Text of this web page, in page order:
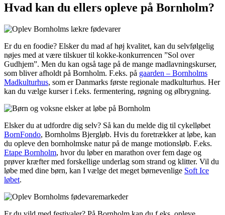
Hvad kan du ellers opleve på Bornholm?
Er du en foodie? Elsker du mad af høj kvalitet, kan du selvfølgelig
nøjes med at være tilskuer til kokke-konkurrencen ”Sol over
Gudhjem”. Men du kan også tage på de mange madlavningskurser,
som bliver afholdt på Bornholm. F.eks. på gaarden – Bornholms
Madkulturhus, som er Danmarks første regionale madkulturhus. Her
kan du vælge kurser i f.eks. fermentering, røgning og ølbrygning.
Elsker du at udfordre dig selv? Så kan du melde dig til cykelløbet
BornFondo, Bornholms Bjergløb. Hvis du foretrækker at løbe, kan
du opleve den bornholmske natur på de mange motionsløb. F.eks.
Etape Bornholm, hvor du løber en marathon over fem dage og
prøver kræfter med forskellige underlag som strand og klitter. Vil du
løbe med dine børn, kan I vælge det meget børnevenlige Soft Ice
løbet.